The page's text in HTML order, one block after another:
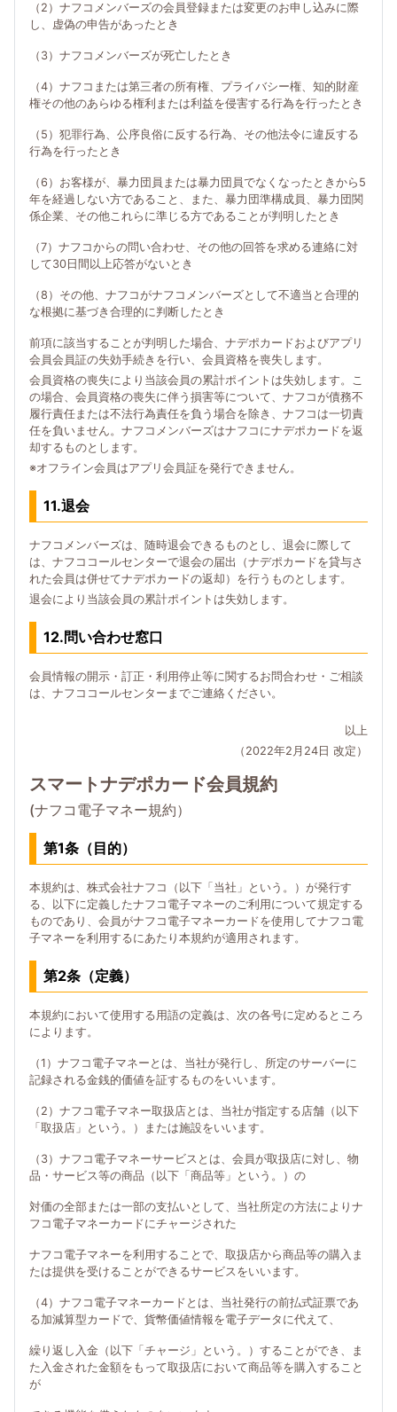
（2）ナフコメンバーズの会員登録または変更のお申し込みに際
し、虚偽の申告があったとき
（3）ナフコメンバーズが死亡したとき
（4）ナフコまたは第三者の所有権、プライバシー権、知的財産
権その他のあらゆる権利または利益を侵害する行為を行ったとき
（5）犯罪行為、公序良俗に反する行為、その他法令に違反する
行為を行ったとき
（6）お客様が、暴力団員または暴力団員でなくなったときから5
年を経過しない方であること、また、暴力団準構成員、暴力団関
係企業、その他これらに準じる方であることが判明したとき
（7）ナフコからの問い合わせ、その他の回答を求める連絡に対
して30日間以上応答がないとき
（8）その他、ナフコがナフコメンバーズとして不適当と合理的
な根拠に基づき合理的に判断したとき
前項に該当することが判明した場合、ナデポカードおよびアプリ
会員会員証の失効手続きを行い、会員資格を喪失します。
会員資格の喪失により当該会員の累計ポイントは失効します。こ
の場合、会員資格の喪失に伴う損害等について、ナフコが債務不
履行責任または不法行為責任を負う場合を除き、ナフコは一切責
任を負いません。ナフコメンバーズはナフコにナデポカードを返
却するものとします。
※オフライン会員はアプリ会員証を発行できません。
11.退会
ナフコメンバーズは、随時退会できるものとし、退会に際して
は、ナフココールセンターで退会の届出（ナデポカードを貸与さ
れた会員は併せてナデポカードの返却）を行うものとします。
退会により当該会員の累計ポイントは失効します。
12.問い合わせ窓口
会員情報の開示・訂正・利用停止等に関するお問合わせ・ご相談
は、ナフココールセンターまでご連絡ください。
以上
（2022年2月24日 改定）
スマートナデポカード会員規約
(ナフコ電子マネー規約）
第1条（目的）
本規約は、株式会社ナフコ（以下「当社」という。）が発行す
る、以下に定義したナフコ電子マネーのご利用について規定する
ものであり、会員がナフコ電子マネーカードを使用してナフコ電
子マネーを利用するにあたり本規約が適用されます。
第2条（定義）
本規約において使用する用語の定義は、次の各号に定めるところ
によります。
（1）ナフコ電子マネーとは、当社が発行し、所定のサーバーに
記録される金銭的価値を証するものをいいます。
（2）ナフコ電子マネー取扱店とは、当社が指定する店舗（以下
「取扱店」という。）または施設をいいます。
（3）ナフコ電子マネーサービスとは、会員が取扱店に対し、物
品・サービス等の商品（以下「商品等」という。）の
対価の全部または一部の支払いとして、当社所定の方法によりナ
フコ電子マネーカードにチャージされた
ナフコ電子マネーを利用することで、取扱店から商品等の購入ま
たは提供を受けることができるサービスをいいます。
（4）ナフコ電子マネーカードとは、当社発行の前払式証票であ
る加減算型カードで、貨幣価値情報を電子データに代えて、
繰り返し入金（以下「チャージ」という。）することができ、ま
た入金された金額をもって取扱店において商品等を購入すること
が